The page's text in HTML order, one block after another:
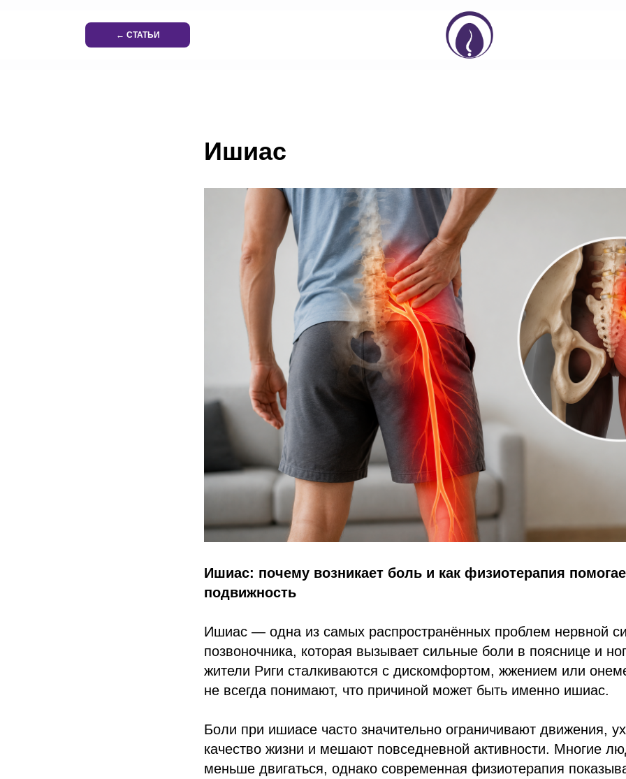
← СТАТЬИ
Ишиас
Ишиас: почему возникает боль и как физиотерапия
подвижность
Ишиас — одна из самых распространённых проблем нервной
позвоночника, которая вызывает сильные боли в пояснице и
жители Риги сталкиваются с дискомфортом, жжением или
не всегда понимают, что причиной может быть именно ишиас.
Боли при ишиасе часто значительно ограничивают движения,
качество жизни и мешают повседневной активности. Многие
меньше двигаться, однако современная физиотерапия